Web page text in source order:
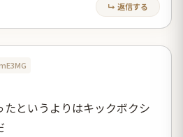
↳ 返信する
たというよりはキックボクシ